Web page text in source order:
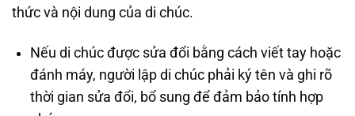
thức và nội dung của di chúc.
Nếu di chúc được sửa đổi bằng cách viết tay hoặc
đánh máy, người lập di chúc phải ký tên và ghi rõ
thời gian sửa đổi, bổ sung để đảm bảo tính hợp